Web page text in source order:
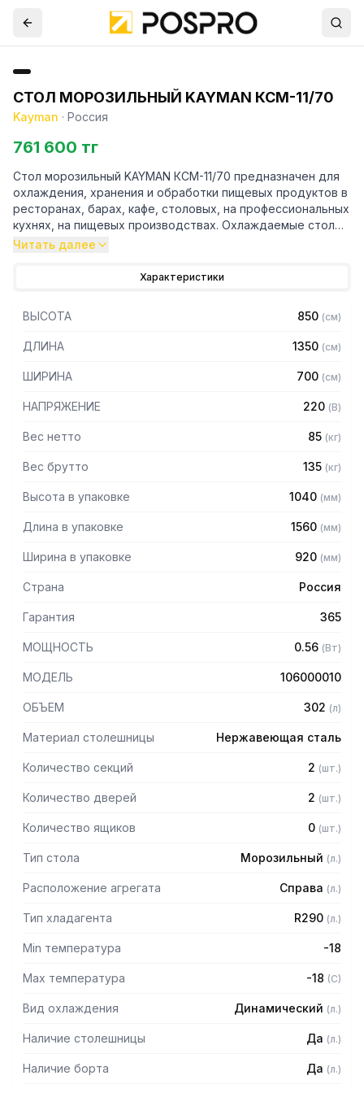
СТОЛ МОРОЗИЛЬНЫЙ KAYMAN КСМ-11/70
Kayman · Россия
761 600 тг
Стол морозильный KAYMAN КСМ-11/70 предназначен для
охлаждения, хранения и обработки пищевых продуктов в
ресторанах, барах, кафе, столовых, на профессиональных
кухнях, на пищевых производствах. Охлаждаемые столы,
являются востребованными изделиями в широком
— Тип оттайки: ТЭН
— Терморегулятор: электронный блок
— Клапан Шредера
— 1 секция: дверь; 2 секция: дверь
Читать далее
Характеристики
ВЫСОТА 850 (см)
ДЛИНА 1350 (см)
ШИРИНА 700 (см)
НАПРЯЖЕНИЕ 220 (В)
Вес нетто 85 (кг)
Вес брутто 135 (кг)
Высота в упаковке 1040 (мм)
Длина в упаковке 1560 (мм)
Ширина в упаковке 920 (мм)
Страна Россия
Гарантия 365
МОЩНОСТЬ 0.56 (Вт)
МОДЕЛЬ 106000010
ОБЪЕМ 302 (л)
Материал столешницы Нержавеющая сталь
Количество секций 2 (шт.)
Количество дверей 2 (шт.)
Количество ящиков 0 (шт.)
Тип стола Морозильный (л.)
Расположение агрегата Справа (л.)
Тип хладагента R290 (л.)
Min температура -18
Max температура -18 (C)
Вид охлаждения Динамический (л.)
Наличие столешницы Да (л.)
Наличие борта Да (л.)